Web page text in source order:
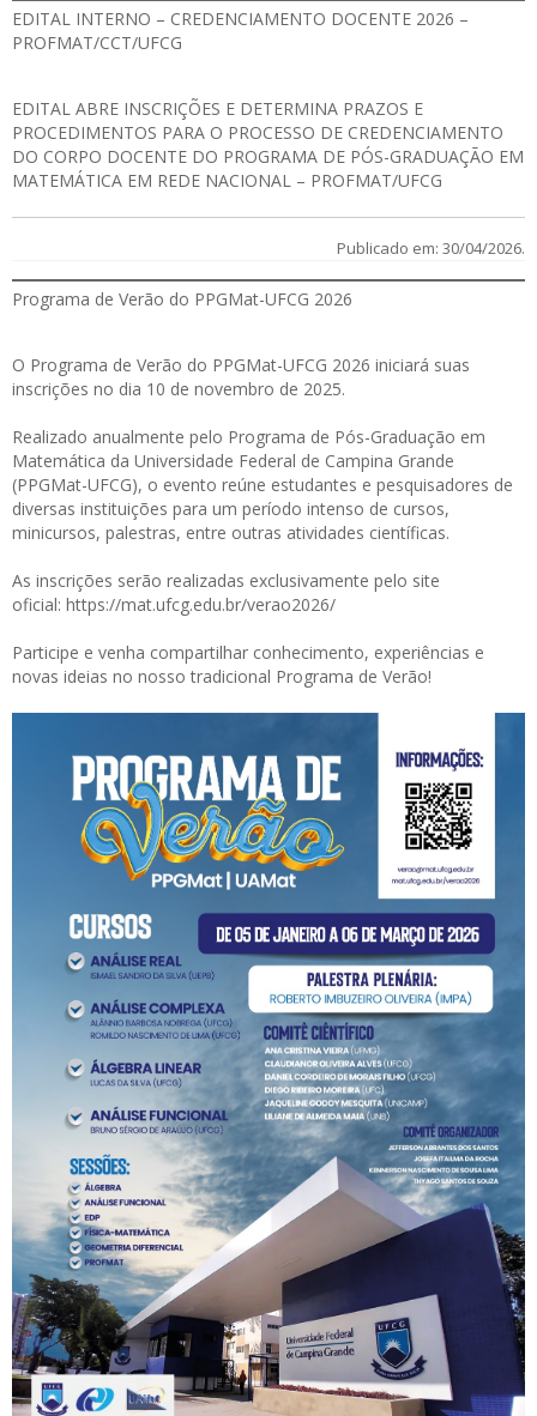
EDITAL INTERNO – CREDENCIAMENTO DOCENTE 2026 –
PROFMAT/CCT/UFCG
EDITAL ABRE INSCRIÇÕES E DETERMINA PRAZOS E
PROCEDIMENTOS PARA O PROCESSO DE CREDENCIAMENTO
DO CORPO DOCENTE DO PROGRAMA DE PÓS-GRADUAÇÃO EM
MATEMÁTICA EM REDE NACIONAL – PROFMAT/UFCG
Publicado em: 30/04/2026.
Programa de Verão do PPGMat-UFCG 2026
O Programa de Verão do PPGMat-UFCG 2026 iniciará suas
inscrições no dia 10 de novembro de 2025.
Realizado anualmente pelo Programa de Pós-Graduação em
Matemática da Universidade Federal de Campina Grande
(PPGMat-UFCG), o evento reúne estudantes e pesquisadores de
diversas instituições para um período intenso de cursos,
minicursos, palestras, entre outras atividades científicas.
As inscrições serão realizadas exclusivamente pelo site
oficial: https://mat.ufcg.edu.br/verao2026/
Participe e venha compartilhar conhecimento, experiências e
novas ideias no nosso tradicional Programa de Verão!